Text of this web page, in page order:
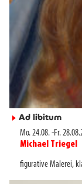
► Ad libitum
Mo. 24.08.-Fr.
Michael Triegel
figurative Malerei,